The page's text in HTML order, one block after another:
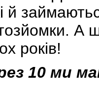
й
А
років!
10 ми